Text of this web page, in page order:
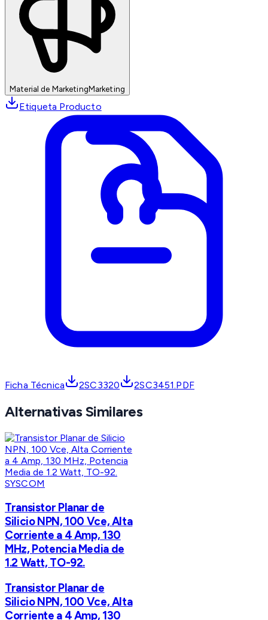
Material de MarketingMarketing
Etiqueta Producto
Ficha Técnica 2SC3320 2SC3451.PDF
Alternativas Similares
SYSCOM
Transistor Planar de
Silicio NPN, 100 Vce, Alta
Corriente a 4 Amp, 130
MHz, Potencia Media de
1.2 Watt, TO-92.
Transistor Planar de
Silicio NPN, 100 Vce, Alta
Corriente a 4 Amp, 130